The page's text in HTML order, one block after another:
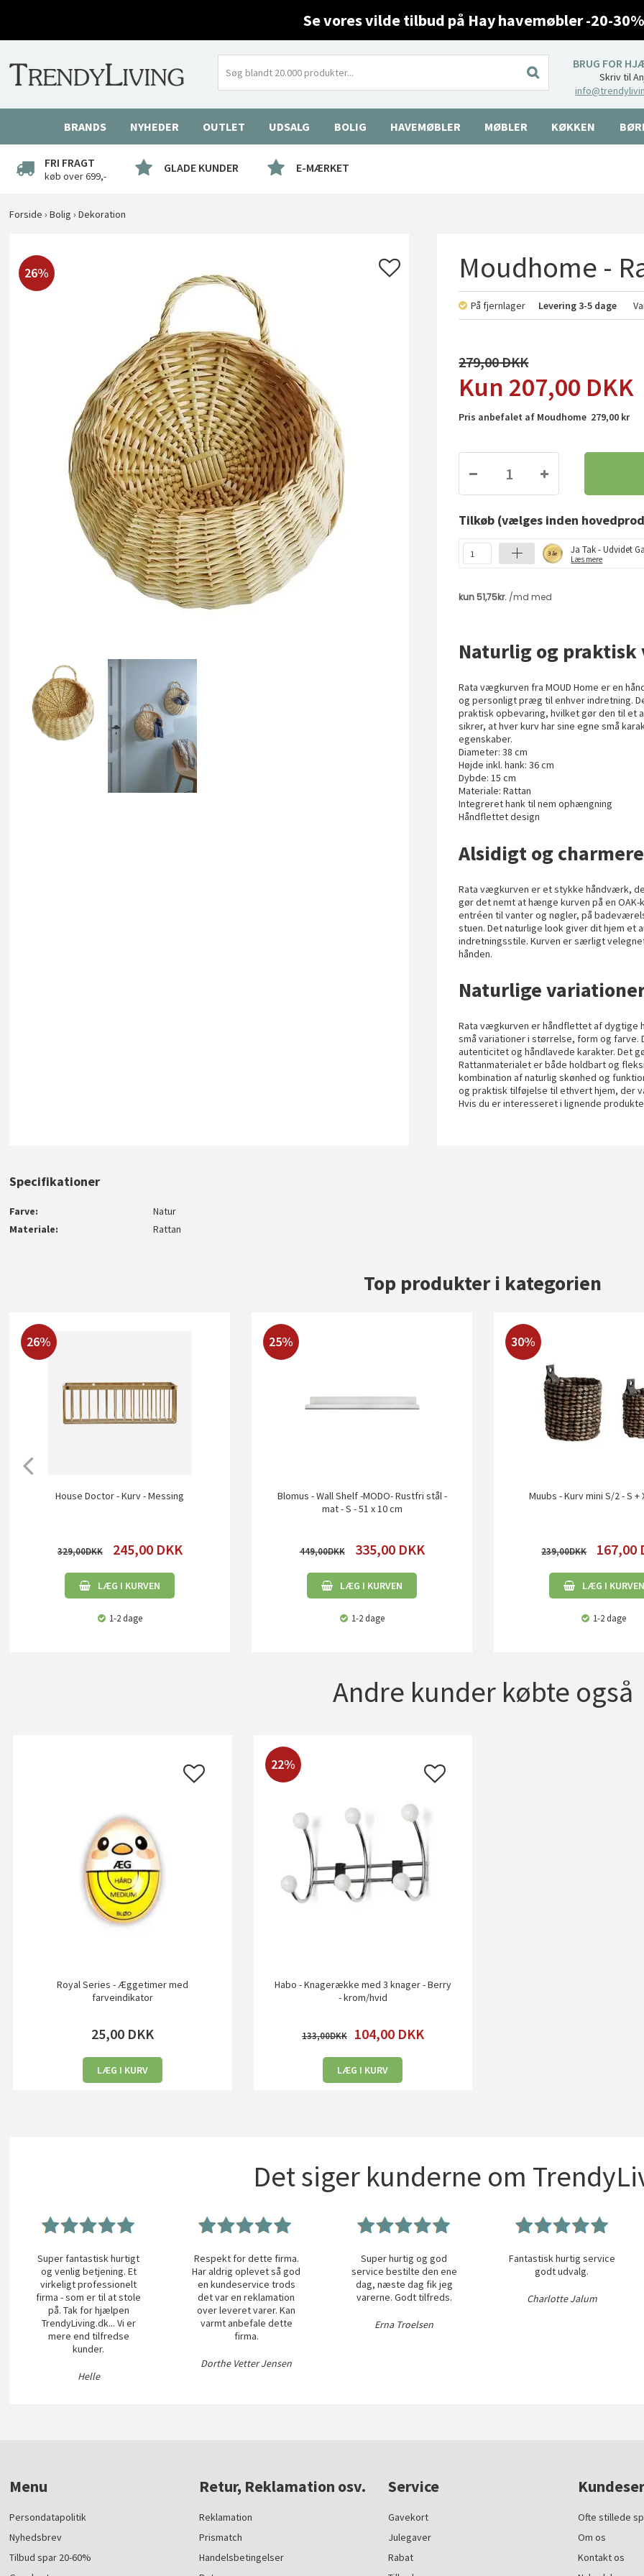
Se vores vilde tilbud på Hay havemøbler -20-
BRUG FOR
Skriv til
BRANDS NYHEDER OUTLET UDSALG BOLIG HAVEMØBLER MØBLER KØKKEN
FRI FRAGT
køb over 699,-
GLADE KUNDER E-MÆRKET
Forside ›Bolig ›Dekoration
26% Moudhome -
På fjernlager Levering3-5 dage
279,00
207,00 DKK
Pris anbefalet af Moudhome 279,00 kr
Tilkøb (vælges inden
Ja Tak - Udvidet
Læs mere
Naturlig og
Rata vægkurven fra MOUD Home er en
og personligt præg til enhver indretning.
praktisk opbevaring, hvilket gør den til et
sikrer, at hver kurv har sine egne små
egenskaber.
Diameter: 38 cm
Højde inkl. hank: 36 cm
Dybde: 15 cm
Materiale: Rattan
Integreret hank til nem ophængning
Håndflettet design
Alsidigt og
Rata vægkurven er et stykke håndværk,
gør det nemt at hænge kurven på en
entréen til vanter og nøgler, på
stuen. Det naturlige look giver dit hjem
indretningsstile. Kurven er særligt
hånden.
Naturlige
Rata vægkurven er håndflettet af dygtige
små variationer i størrelse, form og
autenticitet og håndlavede karakter. Det
Rattanmaterialet er både holdbart og
kombination af naturlig skønhed og
og praktisk tilføjelse til ethvert hjem, der
Hvis du er interesseret i lignende
Specifikationer
Farve
Natur
Materiale
Rattan
Top produkter i kategorien
26%
House Doctor - Kurv - Messing
329,00 245,00 DKK
LÆG I KURVEN
1-2 dage
25%
Blomus - Wall Shelf -MODO- Rustfri stål -
mat - S - 51 x 10 cm
449,00 335,00 DKK
LÆG I KURVEN
1-2 dage
30%
Muubs - Kurv mini S/2 - S +
239,00 167,00
LÆG I KURVEN
1-2 dage
Andre kunder købte også
Royal Series - Æggetimer med
farveindikator
25,00 DKK
LÆG I KURV
22%
Habo - Knagerække med 3 knager - Berry
- krom/hvid
133,00 104,00 DKK
LÆG I KURV
Det siger kunderne om
Super fantastisk hurtigt
og venlig betjening. Et
virkeligt professionelt
firma - som er til at stole
på. Tak for hjælpen
TrendyLiving.dk... Vi er
mere end tilfredse
kunder.
Helle
Respekt for dette firma.
Har aldrig oplevet så god
en kundeservice trods
det var en reklamation
over leveret varer. Kan
varmt anbefale dette
firma.
Dorthe Vetter Jensen
Super hurtig og god
service bestilte den ene
dag, næste dag fik jeg
varerne. Godt tilfreds.
Erna Troelsen
Fantastisk hurtig service
godt udvalg.
Charlotte Jalum
Menu
Persondatapolitik
Nyhedsbrev
Tilbud spar 20-60%
Retur, Reklamation osv.
Reklamation
Prismatch
Handelsbetingelser
Service
Gavekort
Julegaver
Rabat
Ofte stillede
Om os
Kontakt os